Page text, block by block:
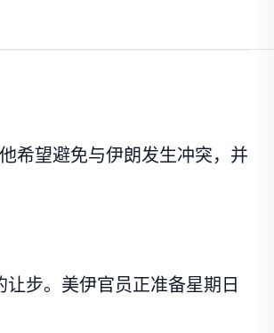
希望避免与伊朗发生冲突，并
步。美伊官员正准备星期日